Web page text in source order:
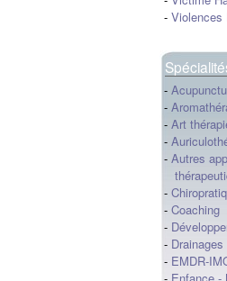
- Violences
-
-
- Art
-
- Autres
-
- Coaching
-
-
- EMDR-